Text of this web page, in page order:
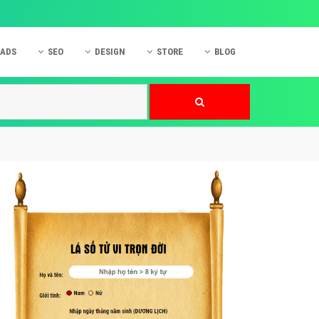
cáo Online
cáo Skype
cáo TVC
cáo Cốc Cốc
ứng dụng hay
SEO DESIGN
Hỏi đáp Website
STORE BLOG